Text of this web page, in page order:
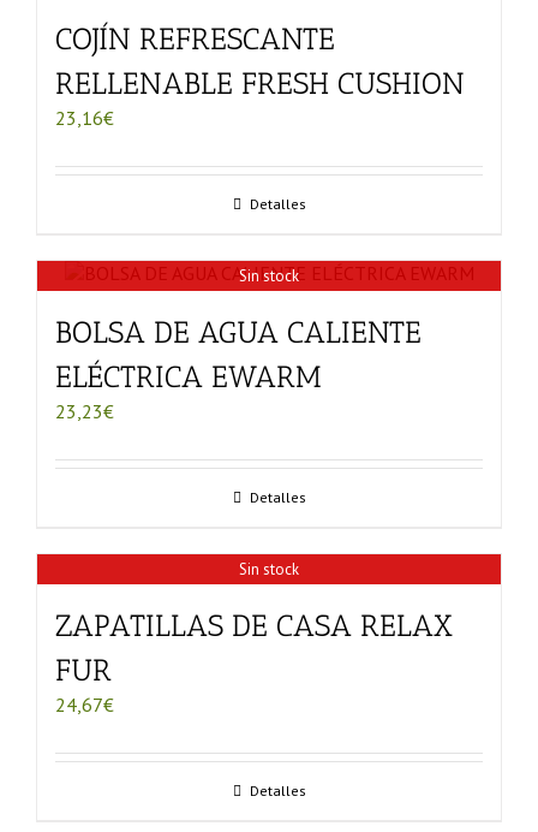
COJÍN REFRESCANTE
RELLENABLE FRESH CUSHION
23,16€
Detalles
Sin stock
BOLSA DE AGUA CALIENTE
ELÉCTRICA EWARM
23,23€
Detalles
Sin stock
ZAPATILLAS DE CASA RELAX
FUR
24,67€
Detalles